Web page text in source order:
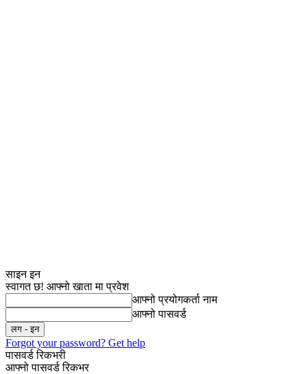
साइन इन
स्वागत छ! आफ्नो खाता मा प्रवेश
आफ्नो प्रयोगकर्ता नाम
आफ्नो पासवर्ड
Forgot your password? Get help
पासवर्ड रिकभरी
आफ्नो पासवर्ड रिकभर